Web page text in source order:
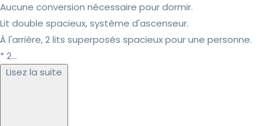
Aucune conversion nécessaire pour dormir.
Lit double spacieux, système d'ascenseur.
À l'arrière, 2 lits superposés spacieux pour une personne.
* 2...
Lisez la suite